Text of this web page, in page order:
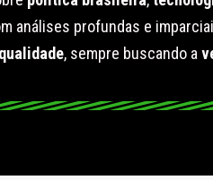
análises profundas e
qualidade, sempre buscando a